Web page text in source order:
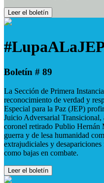
Leer el boletín
Boletín # 89
La Sección de Primera
reconocimiento de verdad y
Especial para la Paz (JEP)
Juicio Adversarial Transicional,
coronel retirado Publio Hernán
guerra y de lesa humanidad
extrajudiciales y
como bajas en combate.
Leer el boletín